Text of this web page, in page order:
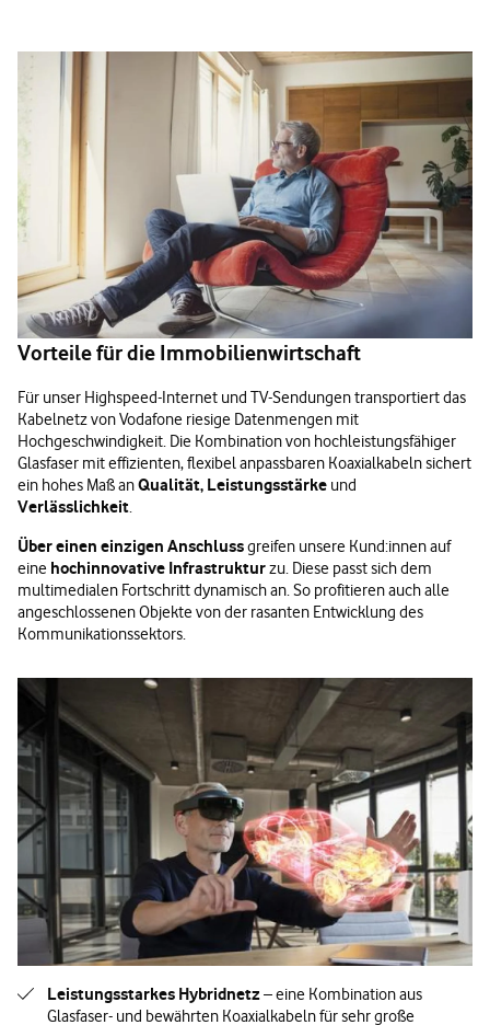
Vorteile für die Immobilienwirtschaft
Für unser Highspeed-Internet und TV-Sendungen transportiert das
Kabelnetz von Vodafone riesige Datenmengen mit
Hochgeschwindigkeit. Die Kombination von hochleistungsfähiger
Glasfaser mit effizienten, flexibel anpassbaren Koaxialkabeln sichert
ein hohes Maß anQualität, Leistungsstärke und
Verlässlichkeit.
Über einen einzigen Anschlussgreifen unsere Kund:innen auf
eine hochinnovative Infrastrukturzu. Diese passt sich dem
multimedialen Fortschritt dynamisch an. So profitieren auch alle
angeschlossenen Objekte von der rasanten Entwicklung des
Kommunikationssektors.
Leistungsstarkes Hybridnetz– eine Kombination aus
Glasfaser- und bewährten Koaxialkabeln für sehr große